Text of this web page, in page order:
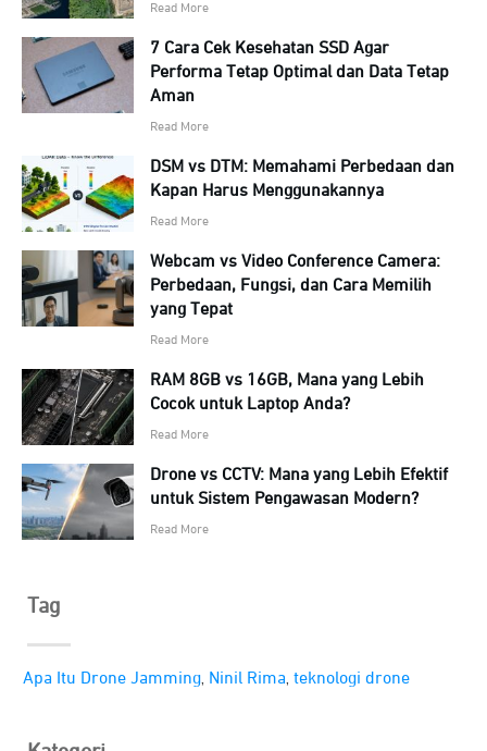
Read More
7 Cara Cek Kesehatan SSD Agar
Performa Tetap Optimal dan Data Tetap
Aman
Read More
DSM vs DTM: Memahami Perbedaan dan
Kapan Harus Menggunakannya
Read More
Webcam vs Video Conference Camera:
Perbedaan, Fungsi, dan Cara Memilih
yang Tepat
Read More
RAM 8GB vs 16GB, Mana yang Lebih
Cocok untuk Laptop Anda?
Read More
Drone vs CCTV: Mana yang Lebih Efektif
untuk Sistem Pengawasan Modern?
Read More
Tag
Apa Itu Drone Jamming Ninil Rima teknologi drone